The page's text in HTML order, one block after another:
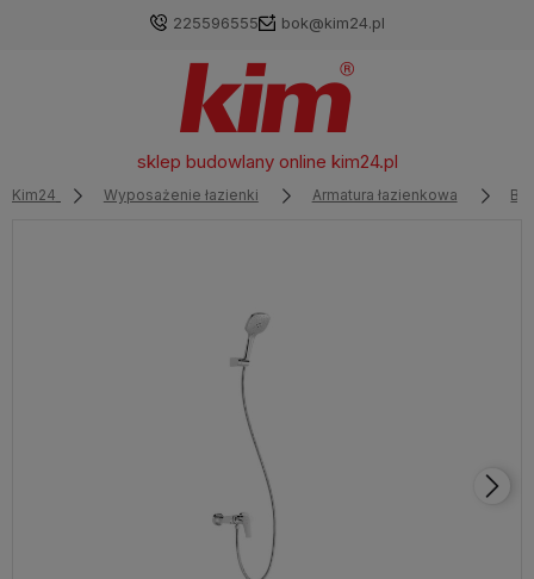
225596555 bok@kim24.pl
sklep budowlany online kim24.pl
Kim24 Wyposażenie łazienki Armatura łazienkowa